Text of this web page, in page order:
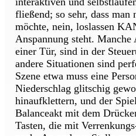
fließend; so sehr, dass man
möchte, nein, loslassen
Anspannung steht.
einer Tür, sind in der
andere Situationen sind
Szene etwa muss eine
Niederschlag glitschig
hinaufklettern, und der
Balanceakt mit dem
Tasten, die mit